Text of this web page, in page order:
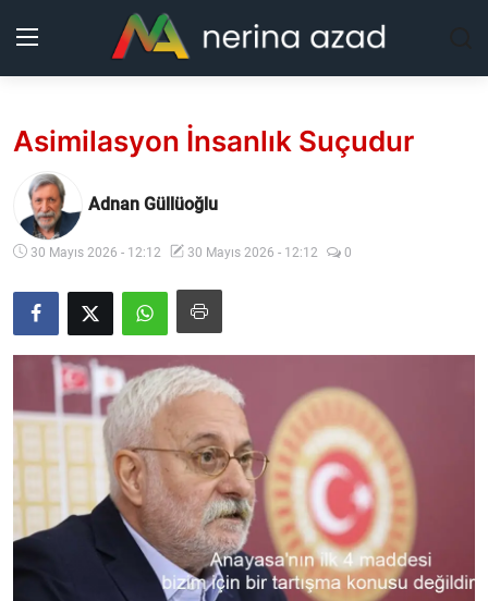
Kurdistan
Bölgeler
Yaşam
Analiz
Makaleler
Video
Asimilasyon İnsanlık Suçudur
Adnan Güllüoğlu
30 Mayıs 2026 - 12:12 30 Mayıs 2026 - 12:12 0